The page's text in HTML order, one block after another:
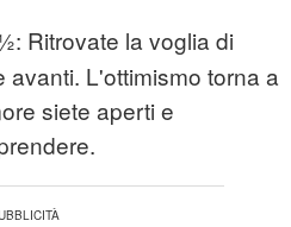
Ritrovate la voglia di
L'ottimismo torna a
siete aperti e